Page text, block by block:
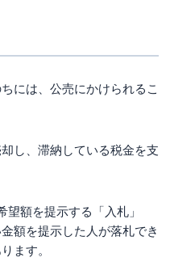
には、公売にかけられるこ
し、滞納している税金を支
額を提示する「入札」
額を提示した人が落札でき
ます。